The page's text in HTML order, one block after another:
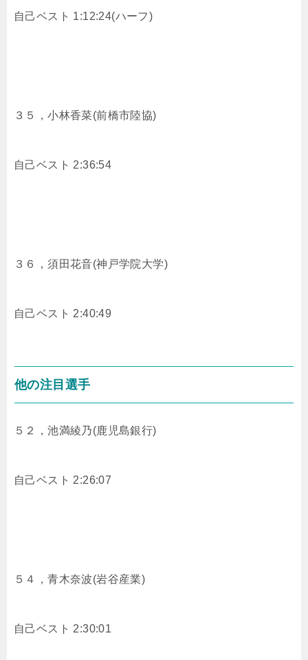
自己ベスト 1:12:24(ハーフ)
３５，小林香菜(前橋市陸協)
自己ベスト 2:36:54
３６，須田花音(神戸学院大学)
自己ベスト 2:40:49
他の注目選手
５２，池満綾乃(鹿児島銀行)
自己ベスト 2:26:07
５４，青木奈波(岩谷産業)
自己ベスト 2:30:01